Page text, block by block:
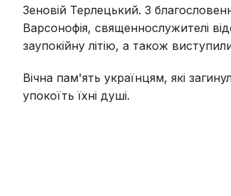
Зеновій Терлецький. З
Варсонофія, священнослужителі
заупокійну літію, а також
Вічна пам'ять українцям, які
упокоїть їхні душі.